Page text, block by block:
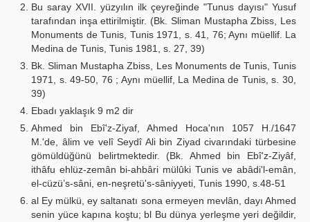
Bu saray XVII. yüzyılın ilk çeyreğinde "Tunus dayısı" Yusuf
tarafından inşa ettirilmiştir. (Bk. Sliman Mustapha Zbiss, Les
Monuments de Tunis, Tunis 1971, s. 41, 76; Aynı müellif. La
Medina de Tunis, Tunis 1981, s. 27, 39)
Bk. Sliman Mustapha Zbiss, Les Monuments de Tunis, Tunis
1971, s. 49-50, 76 ; Aynı müellif, La Medina de Tunis, s. 30,
39)
Ebadı yaklaşık 9 m2 dir
Ahmed bin Ebî'z-Ziyaf, Ahmed Hoca'nın 1057 H./1647
M.'de, âlim ve velî Seydî Ali bin Ziyad civarındaki türbesine
gömüldüğünü belirtmektedir. (Bk. Ahmed bin Ebî'z-Ziyâf,
ithâfu ehlüz-zemân bi-ahbâri mülûki Tunis ve abâdi'l-emân,
el-cüzü’s-sâni, en-neşretü's-sâniyyeti, Tunis 1990, s.48-51
al Ey mülkü, ey saltanatı sona ermeyen mevlân, dayı Ahmed
senin yüce kapına koştu; bl Bu dünya yerleşme yeri değildir,